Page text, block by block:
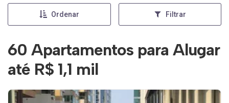
Ordenar Filtrar
60 Apartamentos para Alugar
até R$ 1,1 mil